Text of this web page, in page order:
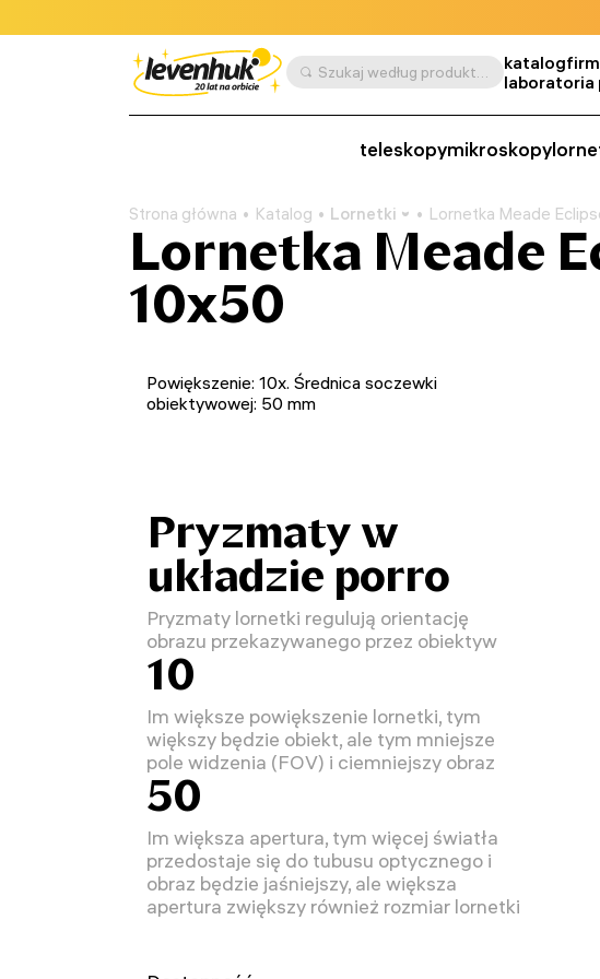
Szukaj według produktu, SKU, kategorii itp. katalog
laboratoria
teleskopymikroskopy
Strona główna Katalog Lornetki Lornetka Meade
Lornetka Meade
10x50
Powiększenie: 10x. Średnica soczewki
obiektywowej: 50 mm
Pryzmaty w
układzie porro
Pryzmaty lornetki regulują orientację
obrazu przekazywanego przez obiektyw
10
Im większe powiększenie lornetki, tym
większy będzie obiekt, ale tym mniejsze
pole widzenia (FOV) i ciemniejszy obraz
50
Im większa apertura, tym więcej światła
przedostaje się do tubusu optycznego i
obraz będzie jaśniejszy, ale większa
apertura zwiększy również rozmiar lornetki